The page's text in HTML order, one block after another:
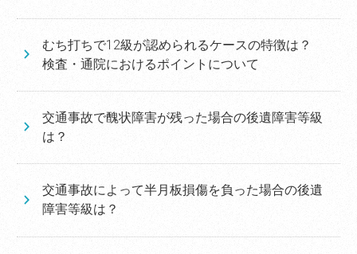
むち打ちで12級が認められるケースの特徴は？
検査・通院におけるポイントについて
交通事故で醜状障害が残った場合の後遺障害等級
は？
交通事故によって半月板損傷を負った場合の後遺
障害等級は？